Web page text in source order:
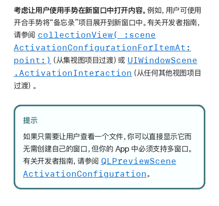
考虑让用户使用手势在新窗口中打开内容。 例如，用户可使用
开合手势将“备忘录”项目展开到新窗口中。有关开发者指南，
请参阅 collectionView(_: scene
ActivationConfigurationForItemAt:
point:) （从集视图项目过渡）或 UIWindowScene
.ActivationInteraction （从任何其他视图项目
过渡）。
提示
如果只需要让用户查看一个文件，你可以直接显示它而
无需创建自己的窗口，但你的 App 中必须支持多窗口。
有关开发者指南，请参阅 QLPreviewScene
ActivationConfiguration 。